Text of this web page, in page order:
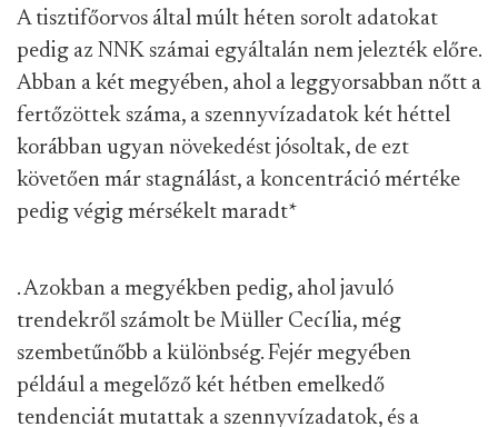
A tisztifőorvos által múlt héten sorolt adatokat
pedig az NNK számai egyáltalán nem jelezték előre.
Abban a két megyében, ahol a leggyorsabban nőtt a
fertőzöttek száma, a szennyvízadatok két héttel
korábban ugyan növekedést jósoltak, de ezt
követően már stagnálást, a koncentráció mértéke
pedig végig mérsékelt maradt*
. Azokban a megyékben pedig, ahol javuló
trendekről számolt be Müller Cecília, még
szembetűnőbb a különbség. Fejér megyében
például a megelőző két hétben emelkedő
tendenciát mutattak a szennyvízadatok, és a